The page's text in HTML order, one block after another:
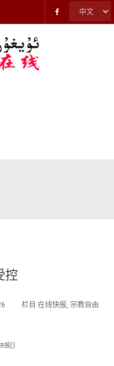
控
26 栏目:在线快报, 宗教自由
报[:]